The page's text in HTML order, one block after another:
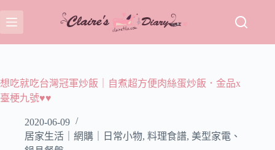
至
主
容
想吃就吃台灣冠軍炒飯｜自煮超方便肉絲蛋炒飯．金品x
臺梗九號♥♥
2020-06-09
居家生活｜網購｜日常小物, 料理食譜, 美型家電、